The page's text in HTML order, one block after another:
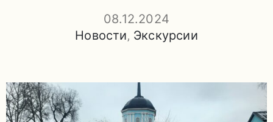
задаваемые
вопросы
08.12.2024
Новости‚ Экскурсии